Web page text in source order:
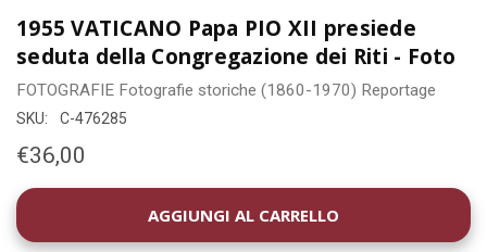
1955 VATICANO Papa PIO XII presiede
seduta della Congregazione dei Riti - Foto
FOTOGRAFIE Fotografie storiche (1860-1970) Reportage
SKU: C-476285
€36,00
DISPONIBILITÀ
ATTUALE: